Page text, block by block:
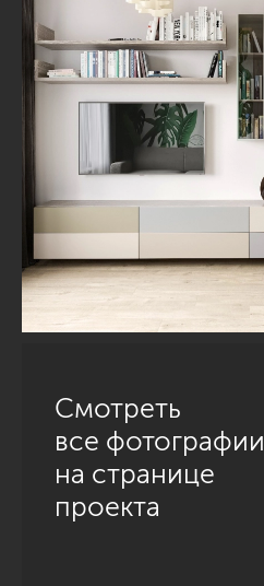
Смотреть
все фотографии
на странице
проекта